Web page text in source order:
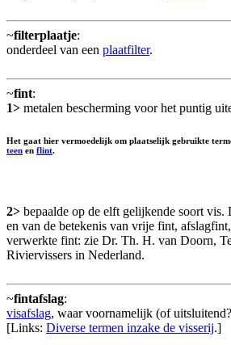
~filterplaatje:
onderdeel van een plaatfilter.
~fint:
1> metalen bescherming voor het puntig
Het gaat hier vermoedelijk om plaatselijk gebruikte
teen en flint.
2> bepaalde op de elft gelijkende soort vis.
en van de betekenis van vrije fint,
verwerkte fint: zie Dr. Th. H. van Doorn,
Riviervissers in Nederland.
~fintafslag:
visafslag, waar voornamelijk (of
[Links: Diverse termen inzake de visserij.]